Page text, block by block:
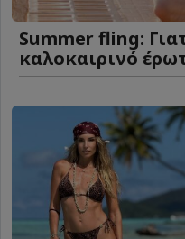
Summer fling:
καλοκαιρινό